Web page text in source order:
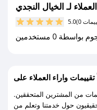
كل مشترياتك مع
لـ الخيال النجدي
5.0
من المشترين المتحققين.
حول خدمتنا وتعلم من